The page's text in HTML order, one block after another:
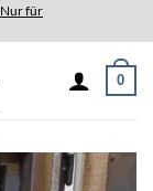
Nur für
0